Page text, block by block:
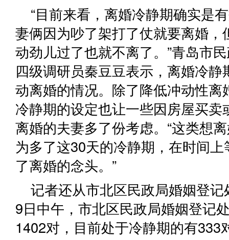
“目前来看，离婚冷静期确实是
妻俩因为吵了架打了仗就要离婚，
动劲儿过了也就不离了。”青岛市
四级调研员秦豆豆表示，离婚冷静
动离婚的情况。除了降低冲动性离
冷静期的设定也让一些因房屋买卖
离婚的夫妻多了份考虑。“这类想
为多了这30天的冷静期，在时间
了离婚的念头。”
记者还从市北区民政局婚姻登
9日中午，市北区民政局婚姻登记
1402对，目前处于冷静期的有333